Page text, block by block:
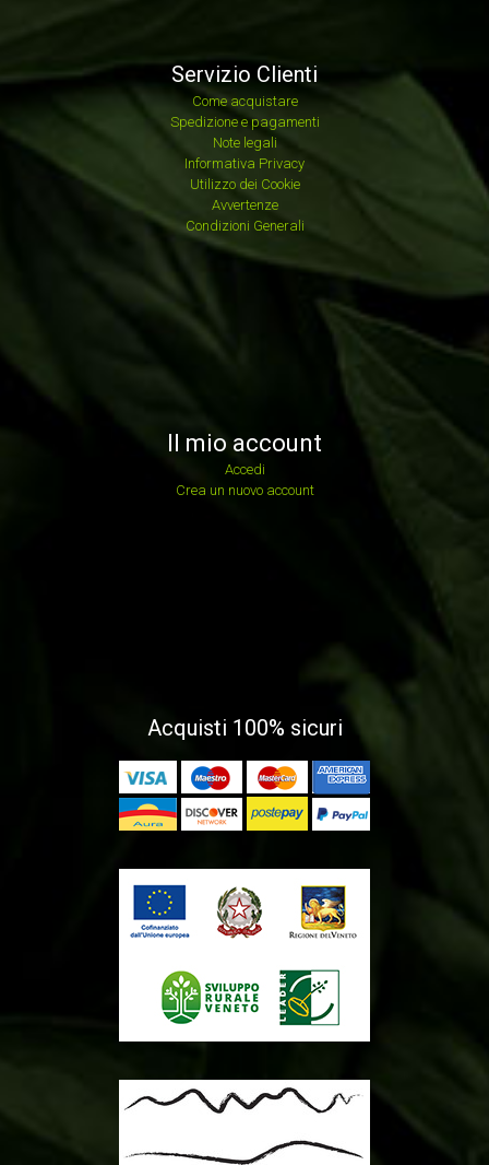
Servizio Clienti
Come acquistare
Spedizione e pagamenti
Note legali
Informativa Privacy
Utilizzo dei Cookie
Avvertenze
Condizioni Generali
Il mio account
Accedi
Crea un nuovo account
Acquisti 100% sicuri